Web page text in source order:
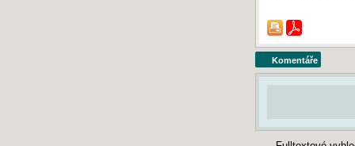
Komentáře